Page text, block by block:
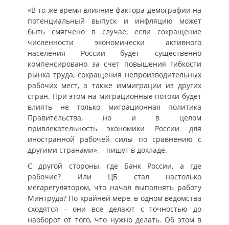
«В то же время влияние фактора демографии на
потенциальный выпуск и инфляцию может
быть смягчено в случае, если сокращение
численности экономически активного
населения России будет существенно
компенсировано за счет повышения гибкости
рынка труда, сокращения непроизводительных
рабочих мест, а также иммиграции из других
стран. При этом на миграционные потоки будет
влиять не только миграционная политика
Правительства, но и в целом
привлекательность экономики России для
иностранной рабочей силы по сравнению с
другими странами», – пишут в докладе.
С другой стороны, где Банк России, а где
рабочие? Или ЦБ стал настолько
мегарегулятором, что начал выполнять работу
Минтруда? По крайней мере, в одном ведомства
сходятся – они все делают с точностью до
наоборот от того, что нужно делать. Об этом в